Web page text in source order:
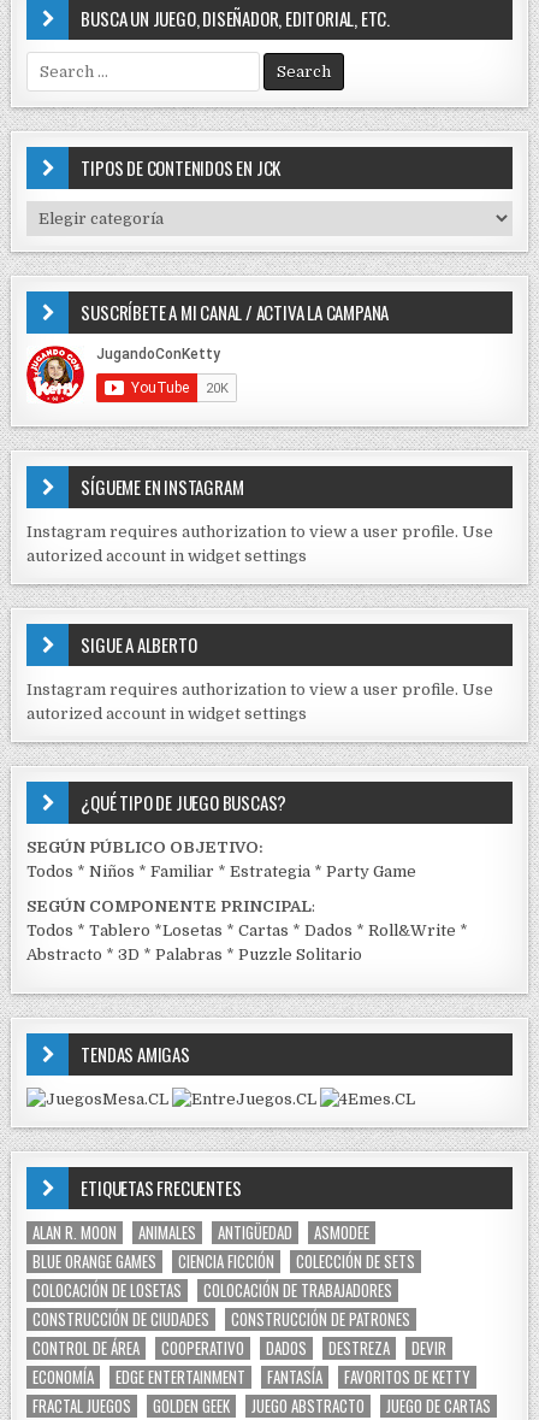
BUSCA UN JUEGO, DISEÑADOR, EDITORIAL, ETC.
e
a
r
f
r
:
TIPOS DE CONTENIDOS EN JCK
I
P
D
E
C
O
N
T
I
D
S
E
J
C
K
SUSCRÍBETE A MI CANAL / ACTIVA LA CAMPANA
SÍGUEME EN INSTAGRAM
Instagram requires authorization to view a user profile. Use
autorized account in widget settings
SIGUE A ALBERTO
Instagram requires authorization to view a user profile. Use
autorized account in widget settings
¿QUÉ TIPO DE JUEGO BUSCAS?
SEGÚN PÚBLICO OBJETIVO:
Todos *Niños *Familiar *Estrategia *Party Game
SEGÚN COMPONENTE PRINCIPAL:
Todos *Tablero *Losetas *Cartas *Dados *Roll&Write *
Abstracto *3D *Palabras *Puzzle Solitario
TENDAS AMIGAS
ETIQUETAS FRECUENTES
ALAN R. MOON ANIMALES ANTIGÜEDAD
ASMODEE
BLUE ORANGE GAMES
CIENCIA FICCIÓN
COLECCIÓN DE SETS
COLOCACIÓN DE LOSETAS
COLOCACIÓN DE TRABAJADORES
CONSTRUCCIÓN DE CIUDADES
CONSTRUCCIÓN DE PATRONES
CONTROL DE ÁREA
COOPERATIVO DADOS DESTREZA
DEVIR
ECONOMÍA
EDGE ENTERTAINMENT FANTASÍA
FAVORITOS DE KETTY
FRACTAL JUEGOS
GOLDEN GEEK JUEGO ABSTRACTO
JUEGO DE CARTAS